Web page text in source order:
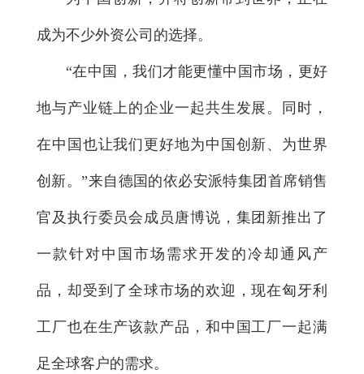
成为不少外资公司的选择。
“在中国，我们才能更懂中国市场，更好
地与产业链上的企业一起共生发展。同时，
在中国也让我们更好地为中国创新、为世界
创新。”来自德国的依必安派特集团首席销售
官及执行委员会成员唐博说，集团新推出了
一款针对中国市场需求开发的冷却通风产
品，却受到了全球市场的欢迎，现在匈牙利
工厂也在生产该款产品，和中国工厂一起满
足全球客户的需求。